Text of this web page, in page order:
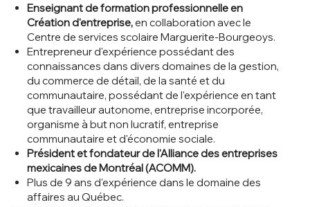
Enseignant de formation professionnelle en
Création d'entreprise,en collaboration avec le
Centre de services scolaire Marguerite-Bourgeoys.
Entrepreneur d'expérience possédant des
connaissances dans divers domaines de la gestion,
du commerce de détail, de la santé et du
communautaire, possédant de l'expérience en tant
que travailleur autonome, entreprise incorporée,
organisme à but non lucratif, entreprise
communautaire et d'économie sociale.
Président et fondateur de l'Alliance des entreprises
mexicaines de Montréal (ACOMM).
Plus de 9 ans d'expérience dans le domaine des
affaires au Québec.